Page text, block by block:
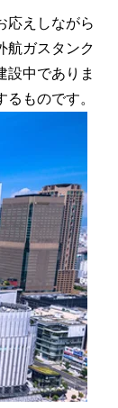
応えしながら
航ガスタンク
設中でありま
ものです。